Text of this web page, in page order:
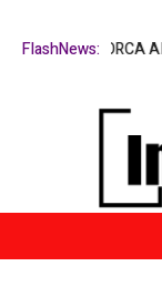
FlashNews:
ORCA AI Agent